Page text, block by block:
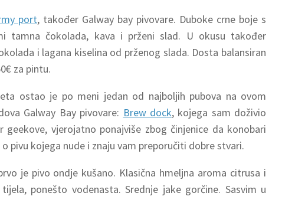
port, također Galway bay pivovare. Duboke crne boje s
tamna čokolada, kava i prženi slad. U okusu također
i lagana kiselina od prženog slada. Dosta balansiran
za pintu.
ostao je po meni jedan od najboljih pubova na ovom
Galway Bay pivovare: Brew dock, kojega sam doživio
geekove, vjerojatno ponajviše zbog činjenice da konobari
pivu kojega nude i znaju vam preporučiti dobre stvari.
je pivo ondje kušano. Klasična hmeljna aroma citrusa i
ponešto vodenasta. Srednje jake gorčine. Sasvim u